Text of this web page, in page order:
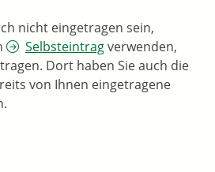
nicht eingetragen sein,
Selbsteintragverwenden,
Dort haben Sie auch die
von Ihnen eingetragene